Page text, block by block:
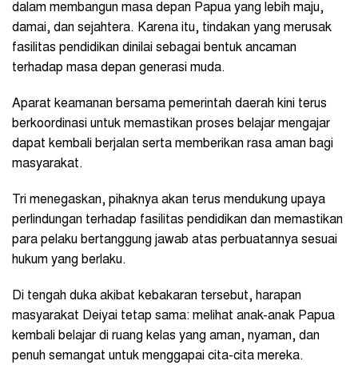
dalam membangun masa depan Papua yang lebih maju,
damai, dan sejahtera. Karena itu, tindakan yang merusak
fasilitas pendidikan dinilai sebagai bentuk ancaman
terhadap masa depan generasi muda.
Aparat keamanan bersama pemerintah daerah kini terus
berkoordinasi untuk memastikan proses belajar mengajar
dapat kembali berjalan serta memberikan rasa aman bagi
masyarakat.
Tri menegaskan, pihaknya akan terus mendukung upaya
perlindungan terhadap fasilitas pendidikan dan memastikan
para pelaku bertanggung jawab atas perbuatannya sesuai
hukum yang berlaku.
Di tengah duka akibat kebakaran tersebut, harapan
masyarakat Deiyai tetap sama: melihat anak-anak Papua
kembali belajar di ruang kelas yang aman, nyaman, dan
penuh semangat untuk menggapai cita-cita mereka.